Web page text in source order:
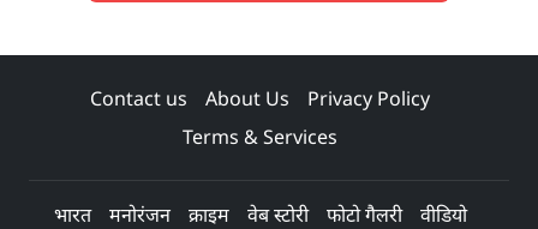
Contact us About Us
Privacy Policy
Terms & Services
भारत मनोरंजन क्राइम वेब स्टोरी फोटो गैलरी वीडियो